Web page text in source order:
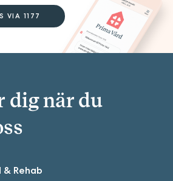
VIA 1177
dig när du
Rehab